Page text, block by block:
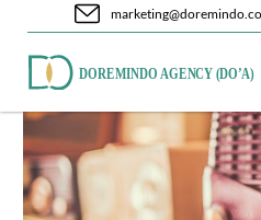
content
navigation